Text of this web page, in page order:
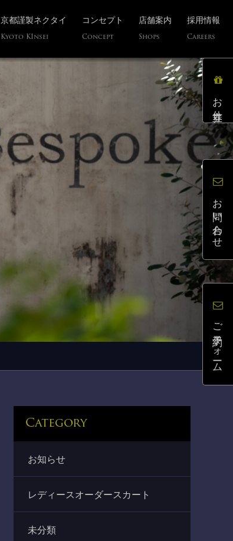
京都謹製ネクタイ
Kyoto KInsei
コンセプト
Concept
店舗案内
Shops
採用情報
Careers
Category
お知らせ
レディースオーダースカート
未分類
お仕立券
お問い合わせ
ご予約フォーム